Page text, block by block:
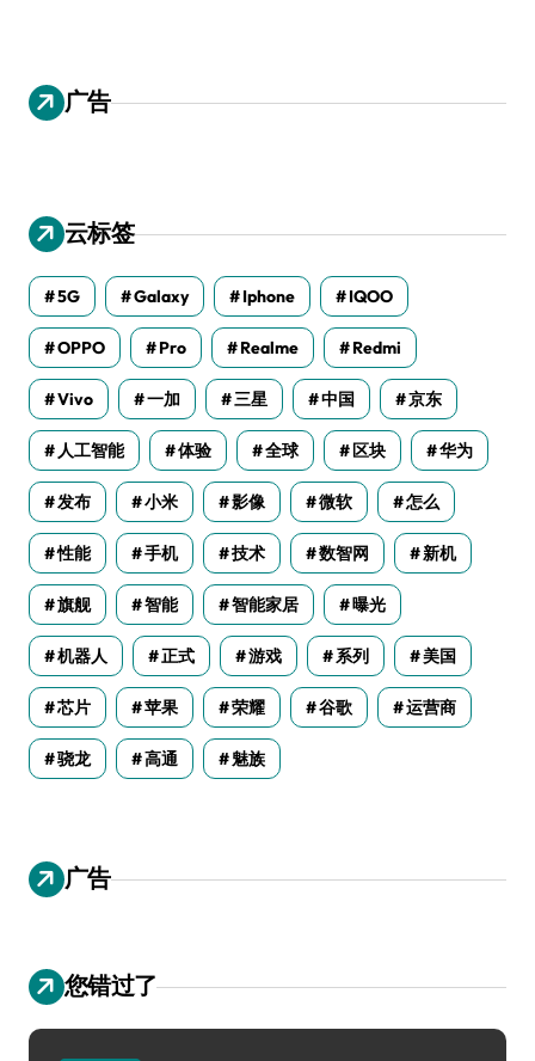
广告
云标签
5G Galaxy Iphone IQOO
OPPO Pro Realme Redmi
Vivo 一加 三星 中国 京东
人工智能 体验 全球 区块 华为
发布 小米 影像 微软 怎么
性能 手机 技术 数智网 新机
旗舰 智能 智能家居 曝光
机器人 正式 游戏 系列 美国
芯片 苹果 荣耀 谷歌 运营商
骁龙 高通 魅族
广告
您错过了